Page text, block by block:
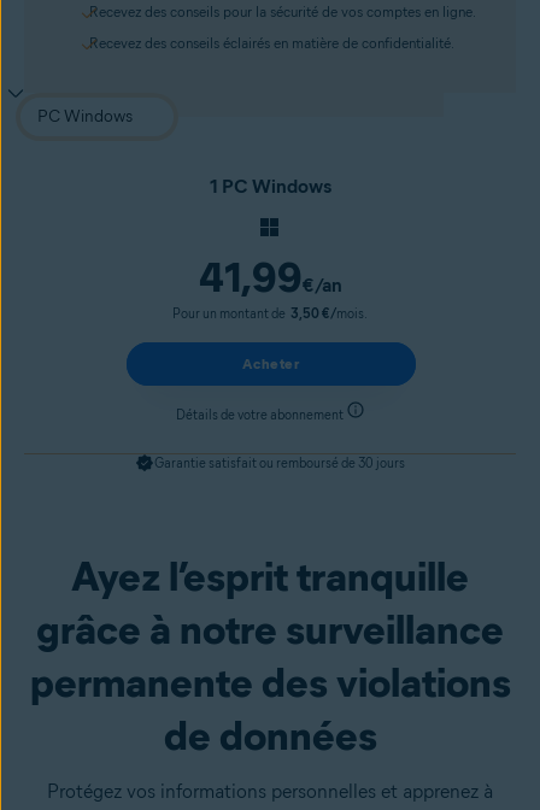
Recevez des conseils pour la sécurité de vos comptes en ligne.
Recevez des conseils éclairés en matière de confidentialité.
1 PC Windows
41,99€/an
Pour un montant de 3,50 €/mois.
Acheter
Détails de votre abonnement
Garantie satisfait ou remboursé de 30 jours
Obtenir
Ayez l’esprit tranquille
grâce à notre surveillance
permanente des violations
de données
Protégez vos informations personnelles et apprenez à